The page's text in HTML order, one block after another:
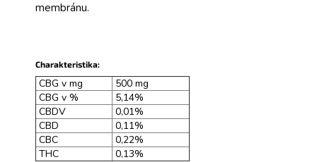
membránu.
Charakteristika:
CBG v mg
500 mg
CBG v %
5,14%
CBDV
0,01%
CBD
0,11%
CBC
0,22%
THC
0,13%